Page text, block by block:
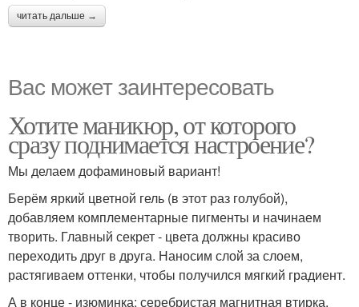
читать дальше →
Вас может заинтересовать
Хотите маникюр, от которого
сразу поднимается настроение?
Мы делаем дофаминовый вариант!
Берём яркий цветной гель (в этот раз голубой),
добавляем комплементарные пигменты и начинаем
творить. Главный секрет - цвета должны красиво
переходить друг в друга. Наносим слой за слоем,
растягиваем оттенки, чтобы получился мягкий градиент.
А в конце - изюминка: серебристая магнитная втирка,